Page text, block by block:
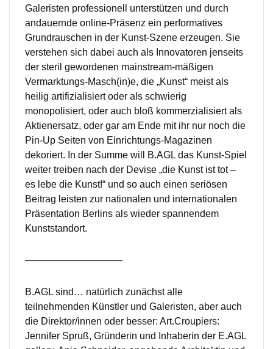
Galeristen professionell unterstützen und durch
andauernde online-Präsenz ein performatives
Grundrauschen in der Kunst-Szene erzeugen. Sie
verstehen sich dabei auch als Innovatoren jenseits
der steril gewordenen mainstream-mäßigen
Vermarktungs-Masch(in)e, die „Kunst“ meist als
heilig artifizialisiert oder als schwierig
monopolisiert, oder auch bloß kommerzialisiert als
Aktienersatz, oder gar am Ende mit ihr nur noch die
Pin-Up Seiten von Einrichtungs-Magazinen
dekoriert. In der Summe will B.AGL das Kunst-Spiel
weiter treiben nach der Devise „die Kunst ist tot –
es lebe die Kunst!“ und so auch einen seriösen
Beitrag leisten zur nationalen und internationalen
Präsentation Berlins als wieder spannendem
Kunststandort.
——————————
B.AGL sind… natürlich zunächst alle
teilnehmenden Künstler und Galeristen, aber auch
die Direktor/innen oder besser: Art.Croupiers:
Jennifer Spruß, Gründerin und Inhaberin der E.AGL